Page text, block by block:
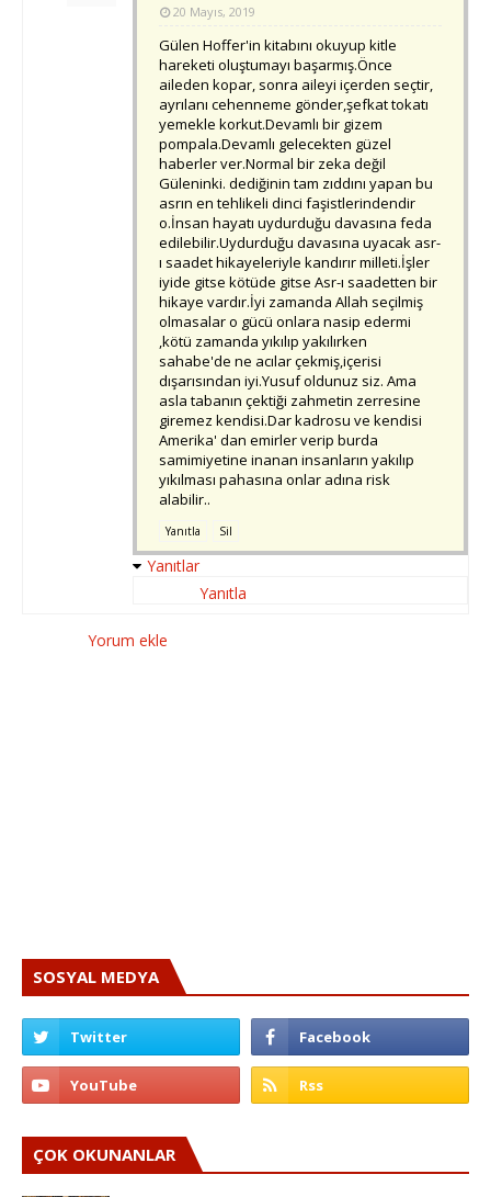
20 Mayıs, 2019
Gülen Hoffer'in kitabını okuyup kitle
hareketi oluştumayı başarmış.Önce
aileden kopar, sonra aileyi içerden seçtir,
ayrılanı cehenneme gönder,şefkat tokatı
yemekle korkut.Devamlı bir gizem
pompala.Devamlı gelecekten güzel
haberler ver.Normal bir zeka değil
Güleninki. dediğinin tam zıddını yapan bu
asrın en tehlikeli dinci faşistlerindendir
o.İnsan hayatı uydurduğu davasına feda
edilebilir.Uydurduğu davasına uyacak asr-
ı saadet hikayeleriyle kandırır milleti.İşler
iyide gitse kötüde gitse Asr-ı saadetten bir
hikaye vardır.İyi zamanda Allah seçilmiş
olmasalar o gücü onlara nasip edermi
,kötü zamanda yıkılıp yakılırken
sahabe'de ne acılar çekmiş,içerisi
dışarısından iyi.Yusuf oldunuz siz. Ama
asla tabanın çektiği zahmetin zerresine
giremez kendisi.Dar kadrosu ve kendisi
Amerika' dan emirler verip burda
samimiyetine inanan insanların yakılıp
yıkılması pahasına onlar adına risk
alabilir..
Yanıtla Sil
Yanıtlar
Yanıtla
Yorum ekle
SOSYAL MEDYA
ÇOK OKUNANLAR